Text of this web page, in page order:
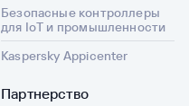
Безопасные контроллеры
для IoT и промышленности
Kaspersky Appicenter
Партнерство